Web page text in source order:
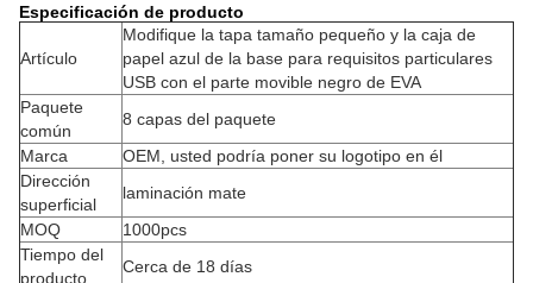
Especificación de producto
Artículo
Modifique la tapa tamaño pequeño y la caja de
papel azul de la base para requisitos particulares
USB con el parte movible negro de EVA
Paquete
común
8 capas del paquete
Marca
OEM, usted podría poner su logotipo en él
Dirección
superficial
laminación mate
MOQ
1000pcs
Tiempo del
producto
Cerca de 18 días